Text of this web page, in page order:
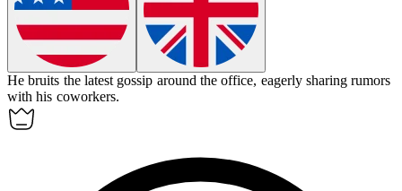
Hebruits the latest gossip around the office, eagerly sharing rumors
with his coworkers.